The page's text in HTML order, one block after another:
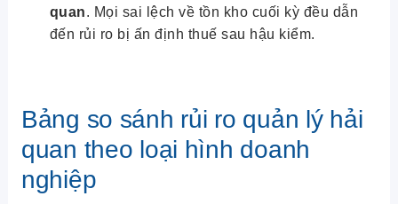
quan. Mọi sai lệch về tồn kho cuối kỳ đều dẫn
đến rủi ro bị ấn định thuế sau hậu kiểm.
Bảng so sánh rủi ro quản lý hải
quan theo loại hình doanh
nghiệp